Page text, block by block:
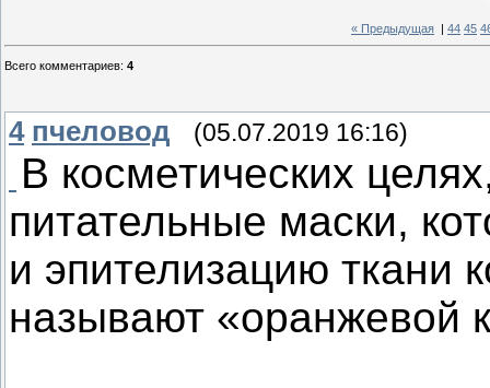
« Предыдущая 44 45
Всего комментариев: 4
4 пчеловод (05.07.2019 16:16)
В косметических
питательные маски,
и эпителизацию ткани
называют «оранжевой